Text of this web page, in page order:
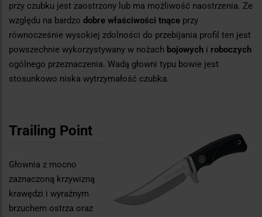
przy czubku jest zaostrzony lub ma możliwość naostrzenia. Ze
względu na bardzo dobre właściwości tnące przy
równocześnie wysokiej zdolności do przebijania profil ten jest
powszechnie wykorzystywany w nożach bojowych i roboczych
ogólnego przeznaczenia. Wadą głowni typu bowie jest
stosunkowo niska wytrzymałość czubka.
Trailing Point
Głownia z mocno
zaznaczoną krzywizną
krawędzi i wyraźnym
brzuchem ostrza oraz